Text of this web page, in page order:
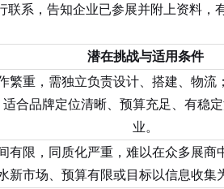
系，告知企业已参展并附上资料
潜在挑战与适用条件
繁重，需独立负责设计、搭建、物流
适合品牌定位清晰、预算充足、有稳
业。
有限，同质化严重，难以在众多展商
新市场、预算有限或目标以信息收集